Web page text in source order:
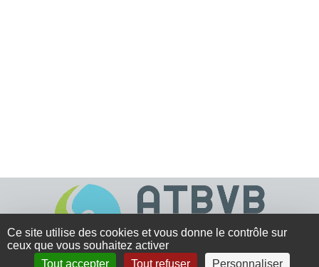
Ce site utilise des cookies et vous donne le contrôle sur
ceux que vous souhaitez activer
Tout accepter
Tout refuser
Personnaliser